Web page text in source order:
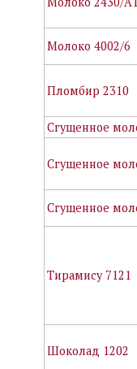
Молоко 4002/6
Пломбир 2310
Сгущенное
Сгущенное
Сгущенное
Тирамису 7121
Шоколад 1202